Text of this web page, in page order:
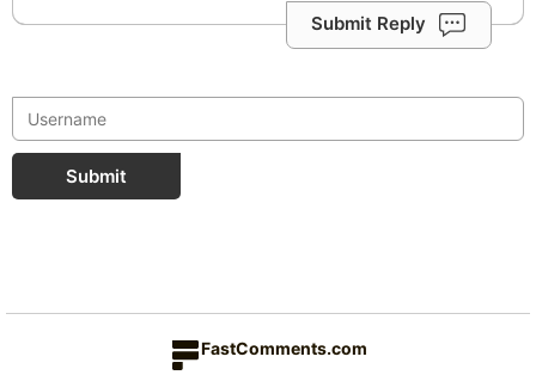
Submit Reply
Submit
FastComments.com